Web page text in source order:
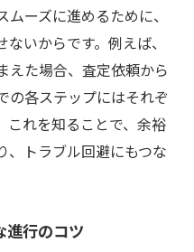
ーズに進めるために、
いからです。例えば、
えた場合、査定依頼から
の各ステップにはそれぞ
これを知ることで、余裕
、トラブル回避にもつな
進行のコツ